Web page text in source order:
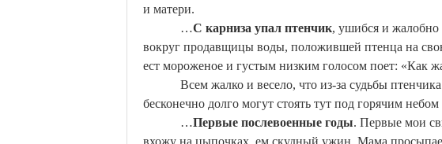
и матери.
…С карниза упал птенчик, ушибся и жалобно
вокруг продавщицы воды, положившей птенца на
ест мороженое и густым низким голосом поет: «Как
Всем жалко и весело, что из-за судьбы
бесконечно долго могут стоять тут под горячим
…Первые послевоенные годы. Первые мои
вхожу на цыпочках, ем скудный ужин. Мама